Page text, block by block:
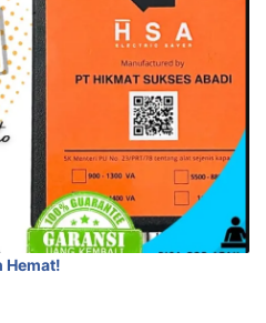
Hemat!